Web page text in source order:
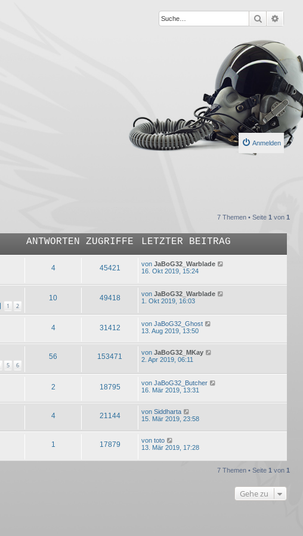
Suche
Anmelden
7 Themen • Seite 1 von 1
ANTWORTEN ZUGRIFFE LETZTER BEITRAG
4 45421 von JaBoG32_Warblade
16. Okt 2019, 15:24
1 2
10 49418 von JaBoG32_Warblade
1. Okt 2019, 16:03
4 31412 von JaBoG32_Ghost
13. Aug 2019, 13:50
5 6
56 153471 von JaBoG32_MKay
2. Apr 2019, 06:11
2 18795 von JaBoG32_Butcher
16. Mär 2019, 13:31
4 21144 von Siddharta
15. Mär 2019, 23:58
1 17879 von toto
13. Mär 2019, 17:28
7 Themen • Seite 1 von 1
Gehe zu